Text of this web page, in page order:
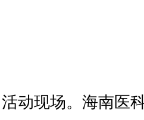
活动现场。海南医